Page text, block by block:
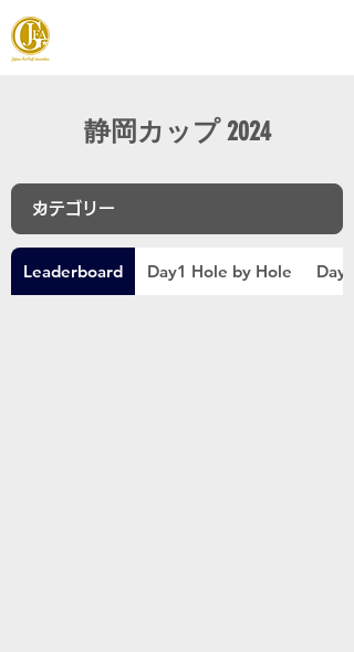
静岡カップ 2024
Leaderboard Day1 Hole by Hole